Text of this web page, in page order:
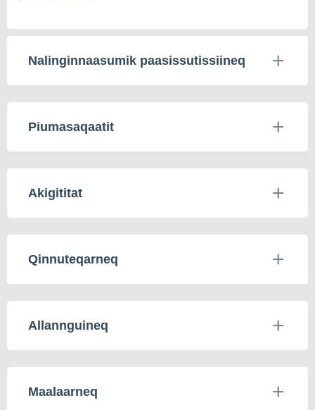
Nalinginnaasumik paasissutissiineq
Piumasaqaatit
Akigititat
Qinnuteqarneq
Allannguineq
Maalaarneq